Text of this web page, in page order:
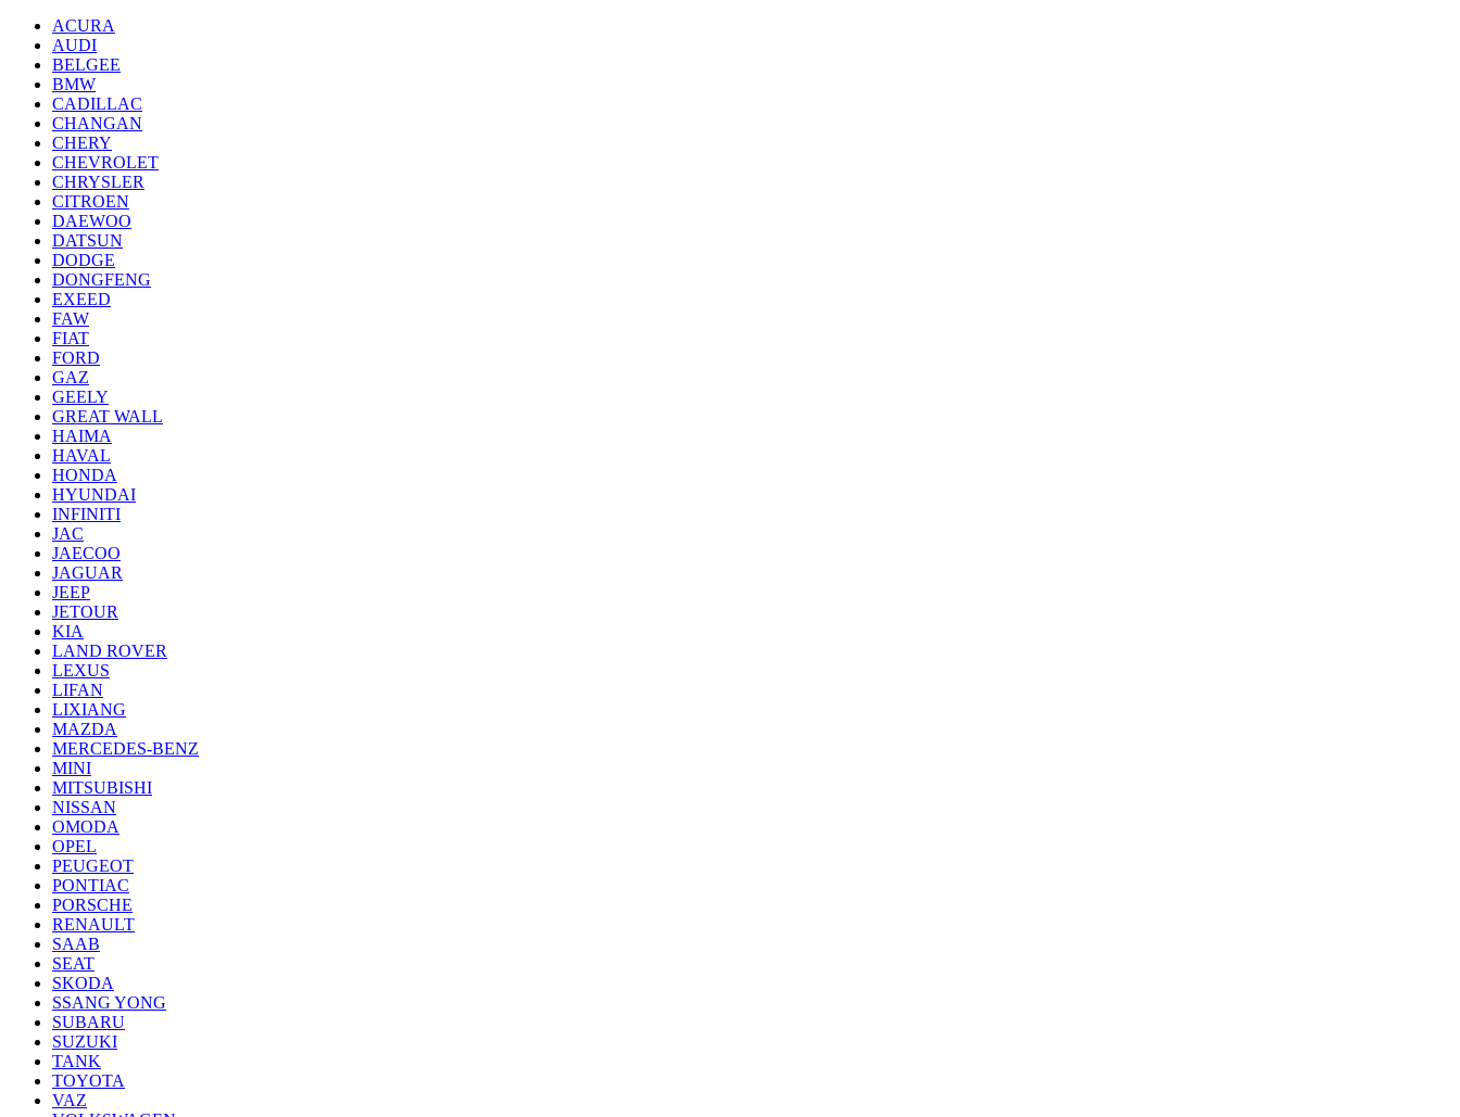
ACURA
AUDI
BELGEE
BMW
CADILLAC
CHANGAN
CHERY
CHEVROLET
CHRYSLER
CITROEN
DAEWOO
DATSUN
DODGE
DONGFENG
EXEED
FAW
FIAT
FORD
GAZ
GEELY
GREAT WALL
HAIMA
HAVAL
HONDA
HYUNDAI
INFINITI
JAC
JAECOO
JAGUAR
JEEP
JETOUR
KIA
LAND ROVER
LEXUS
LIFAN
LIXIANG
MAZDA
MERCEDES-BENZ
MINI
MITSUBISHI
NISSAN
OMODA
OPEL
PEUGEOT
PONTIAC
PORSCHE
RENAULT
SAAB
SEAT
SKODA
SSANG YONG
SUBARU
SUZUKI
TANK
TOYOTA
VAZ